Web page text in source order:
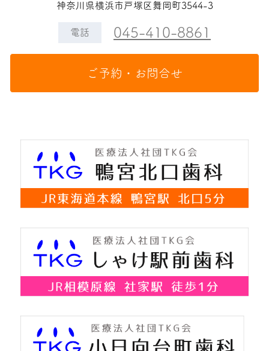
神奈川県横浜市戸塚区舞岡町3544-3
電話 045-410-8861
ご予約・お問合せ